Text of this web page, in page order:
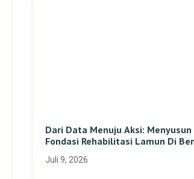
Dari Data Menuju Aksi: Menyusun
Fondasi Rehabilitasi Lamun Di
Juli 9, 2026